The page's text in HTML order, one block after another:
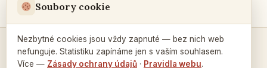
Kontakty a spojení →
Soubory cookie
Nezbytné cookies jsou vždy zapnuté — bez nich web
nefunguje. Statistiku zapínáme jen s vaším souhlasem.
Více — Zásady ochrany údajů · Pravidla webu.